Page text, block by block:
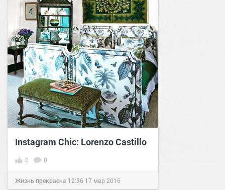
Instagram Chic: Lorenzo Castillo
0 0
Жизнь прекрасна 12:36 17 мар 2016